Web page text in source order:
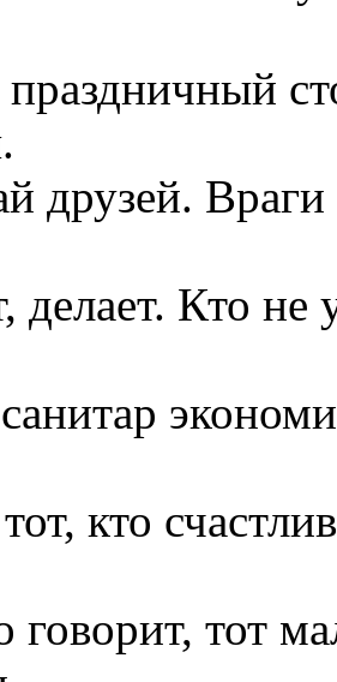
праздничный
друзей. Враги
делает. Кто не
кто
говорит, тот